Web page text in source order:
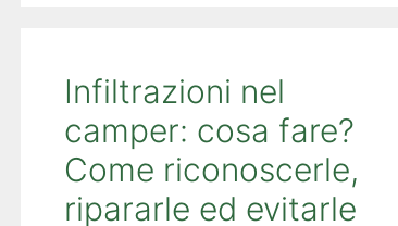
Infiltrazioni nel
camper: cosa fare?
Come riconoscerle,
ripararle ed evitarle